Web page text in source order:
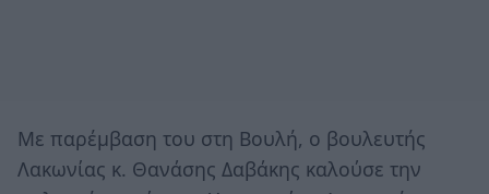
Με παρέμβαση του στη Βουλή, ο βουλευτής
Λακωνίας κ. Θανάσης Δαβάκης καλούσε την